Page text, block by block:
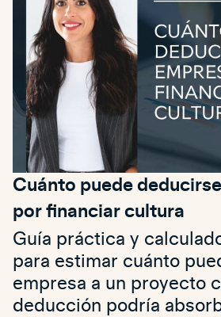
Cuánto puede
por financiar cultura
Guía práctica y
para estimar cuánto
empresa a un proyecto
deducción podría